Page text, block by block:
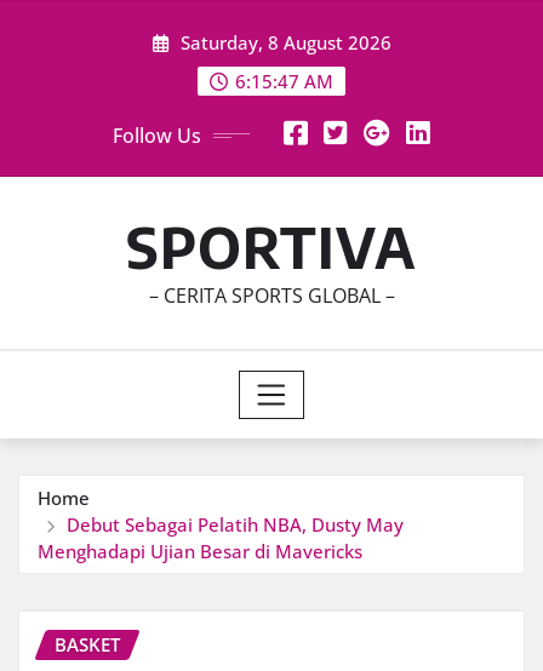
Saturday, 8 August 2026
6:15:49 AM
Follow Us
SPORTIVA
– CERITA SPORTS GLOBAL –
Home
Debut Sebagai Pelatih NBA, Dusty May
Menghadapi Ujian Besar di Mavericks
BASKET